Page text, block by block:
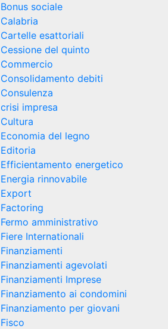
Bonus sociale
Calabria
Cartelle esattoriali
Cessione del quinto
Commercio
Consolidamento debiti
Consulenza
crisi impresa
Cultura
Economia del legno
Editoria
Efficientamento energetico
Energia rinnovabile
Export
Factoring
Fermo amministrativo
Fiere Internationali
Finanziamenti
Finanziamenti agevolati
Finanziamenti Imprese
Finanziamento ai condomini
Finanziamento per giovani
Fisco